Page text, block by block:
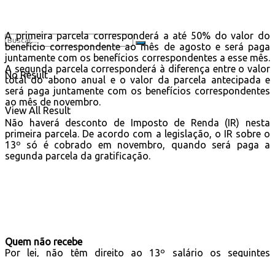
No Result
View All Result
A primeira parcela corresponderá a até 50% do valor do
benefício correspondente ao mês de agosto e será paga
juntamente com os benefícios correspondentes a esse mês.
A segunda parcela corresponderá à diferença entre o valor
total do abono anual e o valor da parcela antecipada e
será paga juntamente com os benefícios correspondentes
ao mês de novembro.
Não haverá desconto de Imposto de Renda (IR) nesta
primeira parcela. De acordo com a legislação, o IR sobre o
13º só é cobrado em novembro, quando será paga a
segunda parcela da gratificação.
Quem não recebe
Por lei, não têm direito ao 13º salário os seguintes